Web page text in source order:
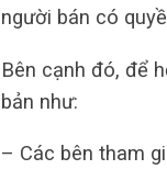
người bán có
Bên cạnh đó, để
bản như:
– Các bên tham